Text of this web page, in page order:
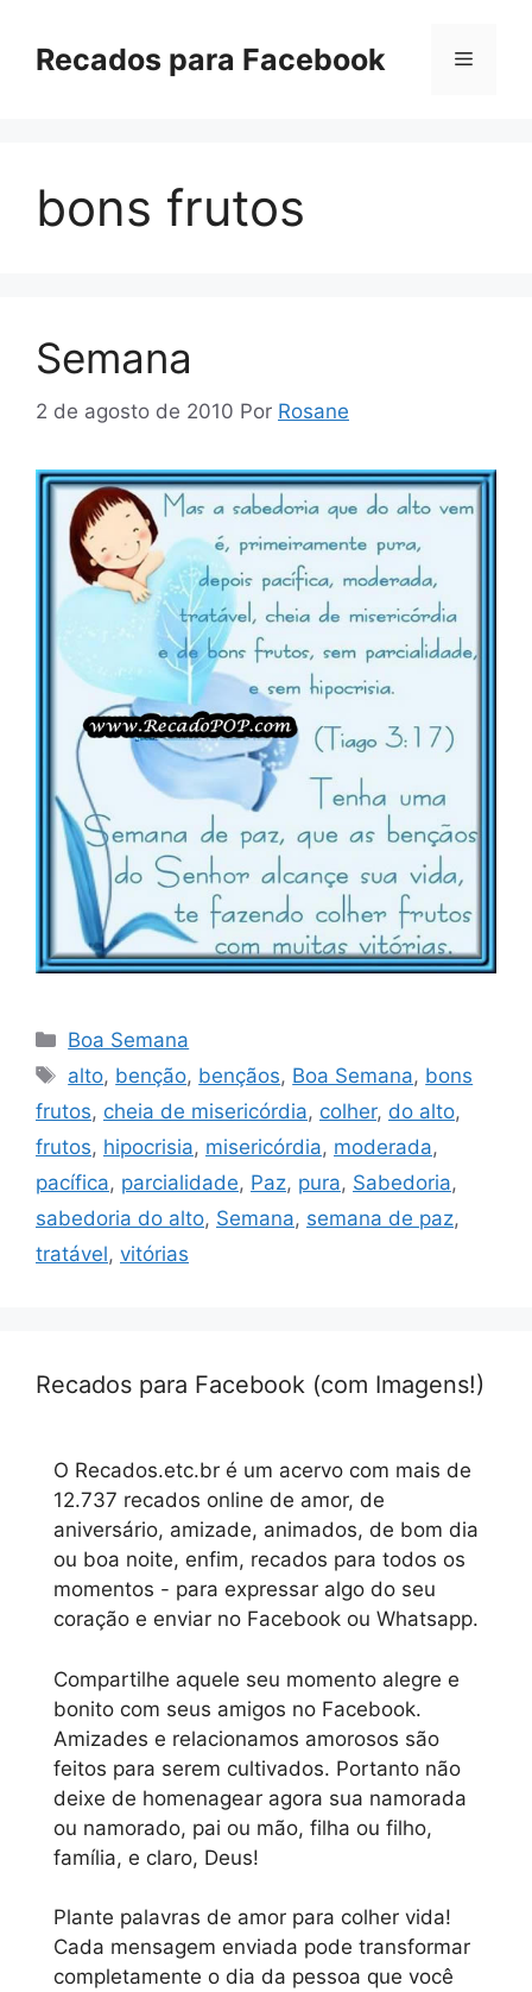
paraRecados para Facebook Menu
bons frutos
Semana
2 de agosto de 2010 Por Rosane
Categorias
Boa Semana
Tags
alto, benção, bençãos, Boa Semana, bons
frutos, cheia de misericórdia, colher, do alto,
frutos, hipocrisia, misericórdia, moderada,
pacífica, parcialidade, Paz, pura, Sabedoria,
sabedoria do alto, Semana, semana de paz,
tratável, vitórias
Recados para Facebook (com Imagens!)
O Recados.etc.br é um acervo com mais de
12.737 recados online de amor, de
aniversário, amizade, animados, de bom dia
ou boa noite, enfim, recados para todos os
momentos - para expressar algo do seu
coração e enviar no Facebook ou Whatsapp.
Compartilhe aquele seu momento alegre e
bonito com seus amigos no Facebook.
Amizades e relacionamos amorosos são
feitos para serem cultivados. Portanto não
deixe de homenagear agora sua namorada
ou namorado, pai ou mão, filha ou filho,
família, e claro, Deus!
Plante palavras de amor para colher vida!
Cada mensagem enviada pode transformar
completamente o dia da pessoa que você